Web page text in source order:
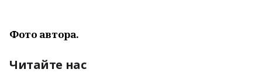
Фото автора.
Читайте нас